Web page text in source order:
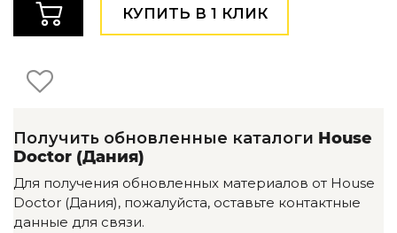
Детская мебель
Уличная и садовая мебель
Коллекции
ARTOPIA — Mid-Century
DAYZ — Ethno
Все коллекции мебели
Подбор, производство и комплектация по вашему
КУПИТЬ В 1 КЛИК
Получить обновленные каталоги House
Doctor (Дания)
Для получения обновленных материалов от House
Doctor (Дания), пожалуйста, оставьте контактные
данные для связи.